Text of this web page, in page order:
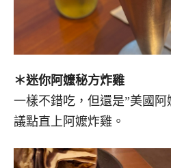
＊迷你阿嬤秘方炸雞
一樣不錯吃，但還是”美國
議點直上阿嬤炸雞。